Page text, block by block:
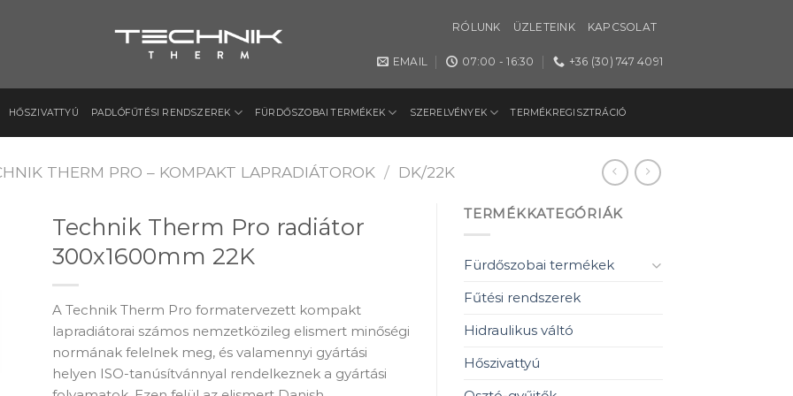
RÓLUNK ÜZLETEINK KAPCSOLAT
EMAIL 07:00 - 16:30 +36 (30) 747 4091
HŐSZIVATTYÚ PADLÓFŰTÉSI RENDSZEREK FÜRDŐSZOBAI TERMÉKEK SZERELVÉNYEK TERMÉKREGISZTRÁCIÓ
THERM PRO – KOMPAKT LAPRADIÁTOROK / DK/22K
Technik Therm Pro radiátor
300x1600mm 22K
A Technik Therm Pro formatervezett kompakt
lapradiátorai számos nemzetközileg elismert minőségi
normának felelnek meg, és valamennyi gyártási
helyen ISO-tanúsítvánnyal rendelkeznek a gyártási
TERMÉKKATEGÓRIÁK
Fürdőszobai termékek
Fűtési rendszerek
Hidraulikus váltó
Hőszivattyú